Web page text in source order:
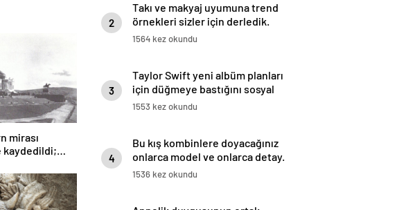
mirası
kaydedildi;
2
Takı ve makyaj uyumuna trend
örnekleri sizler için derledik.
1564 kez okundu
3
Taylor Swift yeni albüm planları
için düğmeye bastığını sosyal
medyadan duyurdu!
1553 kez okundu
4
Bu kış kombinlere doyacağınız
onlarca model ve onlarca detay.
1536 kez okundu